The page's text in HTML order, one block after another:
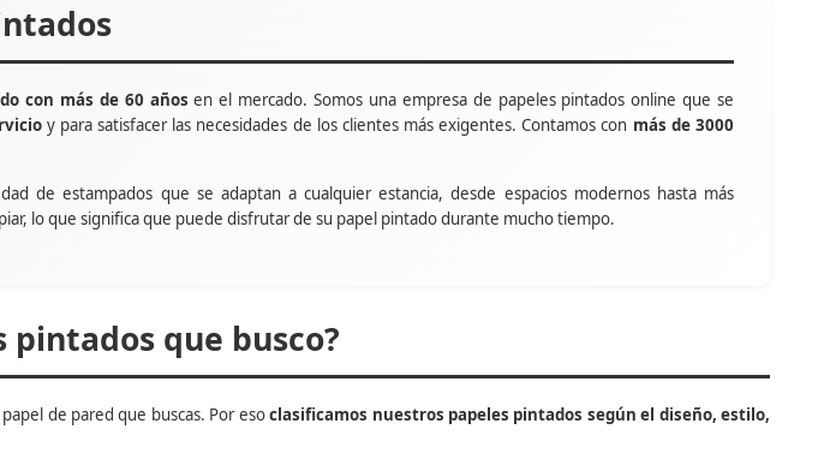
con más de 60 años en el mercado. Somos una empresa de papeles pintados online que se
y para satisfacer las necesidades de los clientes más exigentes. Contamos con más de 3000
de estampados que se adaptan a cualquier estancia, desde espacios modernos hasta más
lo que significa que puede disfrutar de su papel pintado durante mucho tiempo.
pintados que busco?
de pared que buscas. Por esoclasificamos nuestros papeles pintados según el diseño, estilo,